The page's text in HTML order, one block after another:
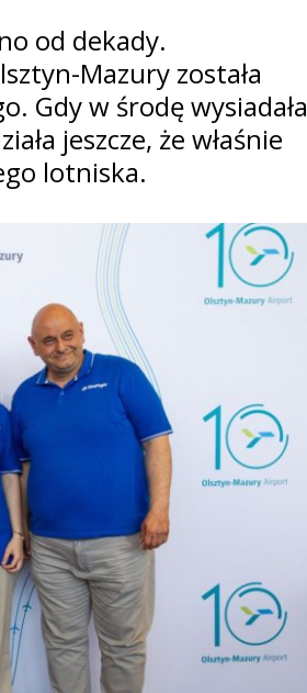
od dekady.
Mazury została
Gdy w środę wysiadała
jeszcze, że właśnie
lotniska.